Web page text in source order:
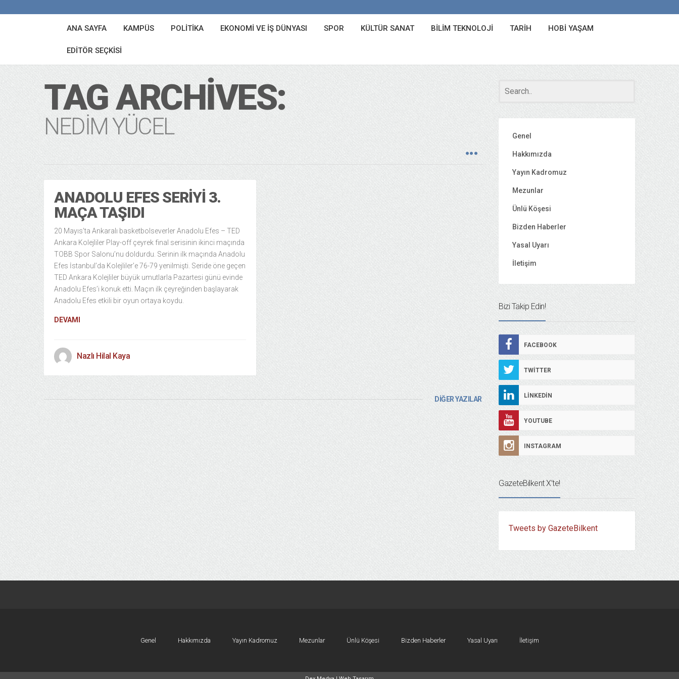
ANA SAYFA KAMPÜS POLITIKA EKONOMI VE İŞ DÜNYASI SPOR KÜLTÜR SANAT BILIM TEKNOLOJI TARIH HOBI YAŞAM
EDITÖR SEÇKISI
TAG ARCHIVES:
NEDIM YÜCEL
ANADOLU EFES SERIYI 3.
MAÇA TAŞIDI
20 Mayıs’ta Ankaralı basketbolseverler Anadolu Efes – TED
Ankara Kolejliler Play-off çeyrek final serisinin ikinci maçında
TOBB Spor Salonu’nu doldurdu. Serinin ilk maçında Anadolu
Efes İstanbul’da Kolejliler’e 76-79 yenilmişti. Seride öne geçen
TED Ankara Kolejliler büyük umutlarla Pazartesi günü evinde
Anadolu Efes’i konuk etti. Maçın ilk çeyreğinden başlayarak
Anadolu Efes etkili bir oyun ortaya koydu.
DEVAMI
Nazlı Hilal Kaya
DİĞER YAZILAR
Genel
Hakkımızda
Yayın Kadromuz
Mezunlar
Ünlü Köşesi
Bizden Haberler
Yasal Uyarı
İletişim
Bizi Takip Edin!
FACEBOOK
TWITTER
LINKEDIN
YOUTUBE
INSTAGRAM
GazeteBilkent X’te!
Tweets by GazeteBilkent
Genel Hakkımızda Yayın Kadromuz Mezunlar Ünlü Köşesi Bizden Haberler Yasal Uyarı İletişim